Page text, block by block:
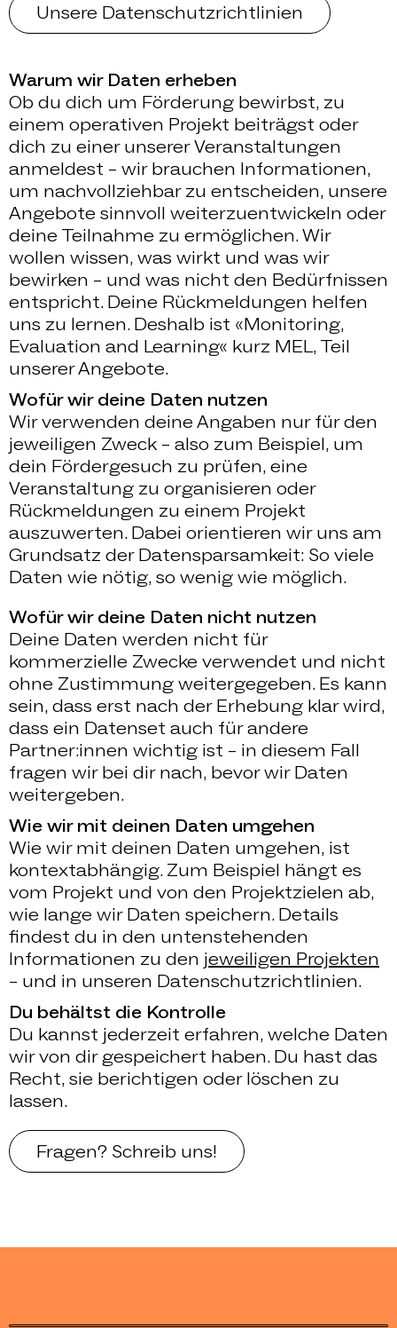
Unsere Datenschutzrichtlinien
Warum wir Daten erheben
Ob du dich um Förderung bewirbst, zu
einem operativen Projekt beiträgst oder
dich zu einer unserer Veranstaltungen
anmeldest – wir brauchen Informationen,
um nachvollziehbar zu entscheiden, unsere
Angebote sinnvoll weiterzuentwickeln oder
deine Teilnahme zu ermöglichen. Wir
wollen wissen, was wirkt und was wir
bewirken – und was nicht den Bedürfnissen
entspricht. Deine Rückmeldungen helfen
uns zu lernen. Deshalb ist «Monitoring,
Evaluation and Learning« kurz MEL, Teil
unserer Angebote.
Wofür wir deine Daten nutzen
Wir verwenden deine Angaben nur für den
jeweiligen Zweck – also zum Beispiel, um
dein Fördergesuch zu prüfen, eine
Veranstaltung zu organisieren oder
Rückmeldungen zu einem Projekt
auszuwerten. Dabei orientieren wir uns am
Grundsatz der Datensparsamkeit: So viele
Daten wie nötig, so wenig wie möglich.
Wofür wir deine Daten nicht nutzen
Deine Daten werden nicht für
kommerzielle Zwecke verwendet und nicht
ohne Zustimmung weitergegeben. Es kann
sein, dass erst nach der Erhebung klar wird,
dass ein Datenset auch für andere
Partner:innen wichtig ist – in diesem Fall
fragen wir bei dir nach, bevor wir Daten
weitergeben.
Wie wir mit deinen Daten umgehen
Wie wir mit deinen Daten umgehen, ist
kontextabhängig. Zum Beispiel hängt es
vom Projekt und von den Projektzielen ab,
wie lange wir Daten speichern. Details
findest du in den untenstehenden
Informationen zu den jeweiligen Projekten
– und in unseren Datenschutzrichtlinien.
Du behältst die Kontrolle
Du kannst jederzeit erfahren, welche Daten
wir von dir gespeichert haben. Du hast das
Recht, sie berichtigen oder löschen zu
lassen.
Fragen? Schreib uns!